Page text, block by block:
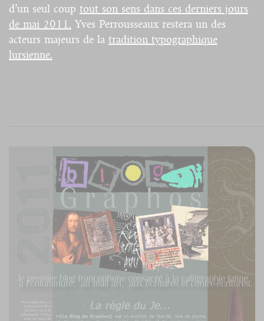
d’un seul coup tout son sens dans ces derniers jours
de mai 2011. Yves Perrousseaux restera un des
acteurs majeurs de la tradition typographique
lursienne.